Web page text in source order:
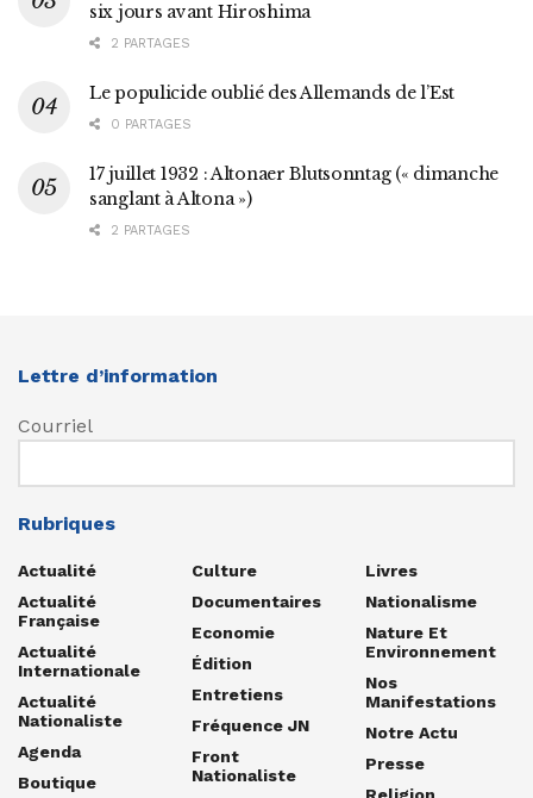
six jours avant Hiroshima
2 PARTAGES
Le populicide oublié des Allemands de l’Est
0 PARTAGES
17 juillet 1932 : Altonaer Blutsonntag (« dimanche
sanglant à Altona »)
2 PARTAGES
Lettre d’information
Courriel
Rubriques
Actualité
Actualité
Française
Actualité
Internationale
Actualité
Nationaliste
Agenda
Boutique
Culture
Documentaires
Economie
Édition
Entretiens
Fréquence JN
Front
Nationaliste
Livres
Nationalisme
Nature Et
Environnement
Nos
Manifestations
Notre Actu
Presse